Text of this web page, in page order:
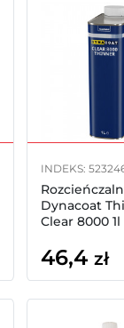
INDEKS:
Dynacoat
Clear 8000 1l
46,4 zł